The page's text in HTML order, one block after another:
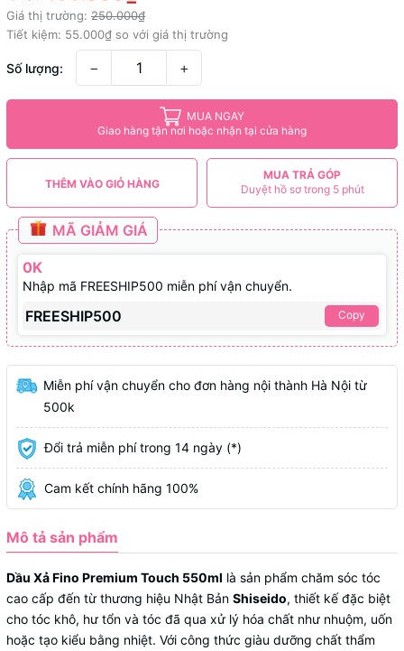
Giá thị trường: 250.000₫
Tiết kiệm: 55.000₫ so với giá thị trường
Số lượng: − +
MUA NGAY
Giao hàng tận nơi hoặc nhận tại cửa hàng
THÊM VÀO GIỎ HÀNG
MUA TRẢ GÓP
Duyệt hồ sơ trong 5 phút
MÃ GIẢM GIÁ
0K
Nhập mã FREESHIP500 miễn phí vận chuyển.
FREESHIP500 Copy
Miễn phí vận chuyển cho đơn hàng nội thành Hà Nội từ
500k
Đổi trả miễn phí trong 14 ngày (*)
Cam kết chính hãng 100%
Mô tả sản phẩm
Dầu Xả Fino Premium Touch 550ml là sản phẩm chăm sóc tóc
cao cấp đến từ thương hiệu Nhật Bản Shiseido, thiết kế đặc biệt
cho tóc khô, hư tổn và tóc đã qua xử lý hóa chất như nhuộm, uốn
hoặc tạo kiểu bằng nhiệt. Với công thức giàu dưỡng chất thẩm